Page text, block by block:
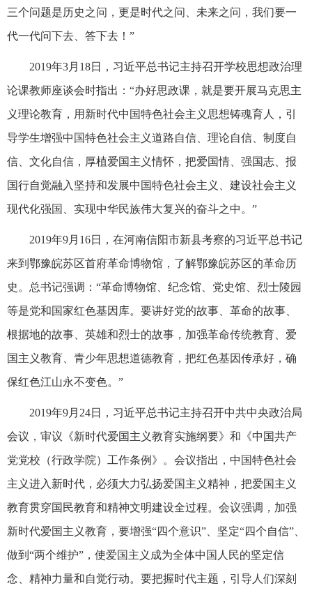
三个问题是历史之问，更是时代之问、未来之问，我们要一
代一代问下去、答下去！”
2019年3月18日，习近平总书记主持召开学校思想政治理
论课教师座谈会时指出：“办好思政课，就是要开展马克思主
义理论教育，用新时代中国特色社会主义思想铸魂育人，引
导学生增强中国特色社会主义道路自信、理论自信、制度自
信、文化自信，厚植爱国主义情怀，把爱国情、强国志、报
国行自觉融入坚持和发展中国特色社会主义、建设社会主义
现代化强国、实现中华民族伟大复兴的奋斗之中。”
2019年9月16日，在河南信阳市新县考察的习近平总书记
来到鄂豫皖苏区首府革命博物馆，了解鄂豫皖苏区的革命历
史。总书记强调：“革命博物馆、纪念馆、党史馆、烈士陵园
等是党和国家红色基因库。要讲好党的故事、革命的故事、
根据地的故事、英雄和烈士的故事，加强革命传统教育、爱
国主义教育、青少年思想道德教育，把红色基因传承好，确
保红色江山永不变色。”
2019年9月24日，习近平总书记主持召开中共中央政治局
会议，审议《新时代爱国主义教育实施纲要》和《中国共产
党党校（行政学院）工作条例》。会议指出，中国特色社会
主义进入新时代，必须大力弘扬爱国主义精神，把爱国主义
教育贯穿国民教育和精神文明建设全过程。会议强调，加强
新时代爱国主义教育，要增强“四个意识”、坚定“四个自信”、
做到“两个维护”，使爱国主义成为全体中国人民的坚定信
念、精神力量和自觉行动。要把握时代主题，引导人们深刻